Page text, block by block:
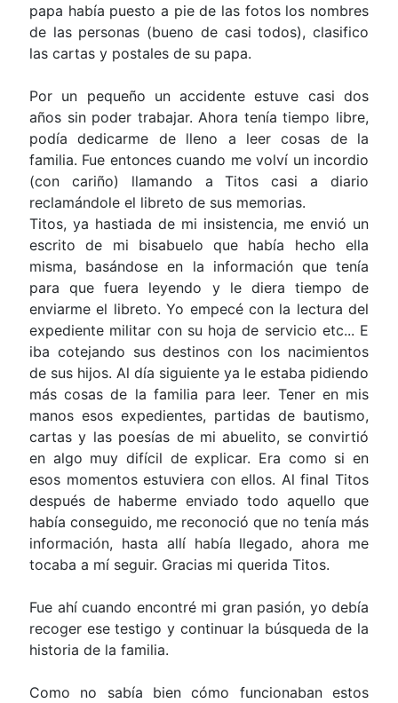
papa había puesto a pie de las fotos los nombres
de las personas (bueno de casi todos), clasifico
las cartas y postales de su papa.
Por un pequeño un accidente estuve casi dos
años sin poder trabajar. Ahora tenía tiempo libre,
podía dedicarme de lleno a leer cosas de la
familia. Fue entonces cuando me volví un incordio
(con cariño) llamando a Titos casi a diario
reclamándole el libreto de sus memorias.
Titos, ya hastiada de mi insistencia, me envió un
escrito de mi bisabuelo que había hecho ella
misma, basándose en la información que tenía
para que fuera leyendo y le diera tiempo de
enviarme el libreto. Yo empecé con la lectura del
expediente militar con su hoja de servicio etc... E
iba cotejando sus destinos con los nacimientos
de sus hijos. Al día siguiente ya le estaba pidiendo
más cosas de la familia para leer. Tener en mis
manos esos expedientes, partidas de bautismo,
cartas y las poesías de mi abuelito, se convirtió
en algo muy difícil de explicar. Era como si en
esos momentos estuviera con ellos. Al final Titos
después de haberme enviado todo aquello que
había conseguido, me reconoció que no tenía más
información, hasta allí había llegado, ahora me
tocaba a mí seguir. Gracias mi querida Titos.
Fue ahí cuando encontré mi gran pasión, yo debía
recoger ese testigo y continuar la búsqueda de la
historia de la familia.
Como no sabía bien cómo funcionaban estos